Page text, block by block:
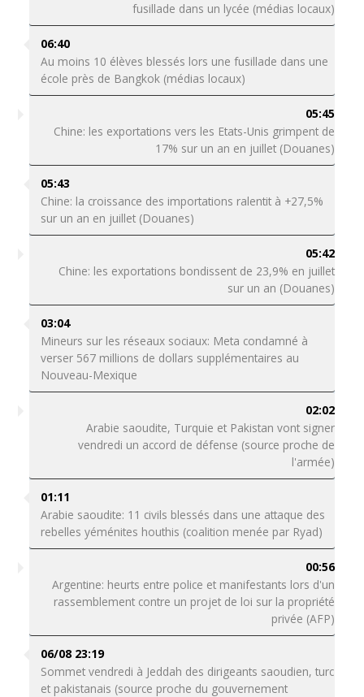
fusillade dans un lycée (médias locaux)
06:40
Au moins 10 élèves blessés lors une fusillade dans une
école près de Bangkok (médias locaux)
05:45
Chine: les exportations vers les Etats-Unis grimpent de
17% sur un an en juillet (Douanes)
05:43
Chine: la croissance des importations ralentit à +27,5%
sur un an en juillet (Douanes)
05:42
Chine: les exportations bondissent de 23,9% en juillet
sur un an (Douanes)
03:04
Mineurs sur les réseaux sociaux: Meta condamné à
verser 567 millions de dollars supplémentaires au
Nouveau-Mexique
02:02
Arabie saoudite, Turquie et Pakistan vont signer
vendredi un accord de défense (source proche de
l'armée)
01:11
Arabie saoudite: 11 civils blessés dans une attaque des
rebelles yéménites houthis (coalition menée par Ryad)
00:56
Argentine: heurts entre police et manifestants lors d'un
rassemblement contre un projet de loi sur la propriété
privée (AFP)
06/08 23:19
Sommet vendredi à Jeddah des dirigeants saoudien, turc
et pakistanais (source proche du gouvernement